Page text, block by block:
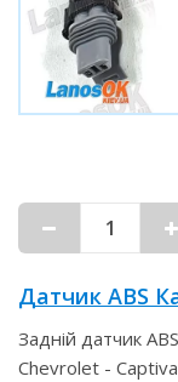
Датчик ABS
Задній датчик
Chevrolet -